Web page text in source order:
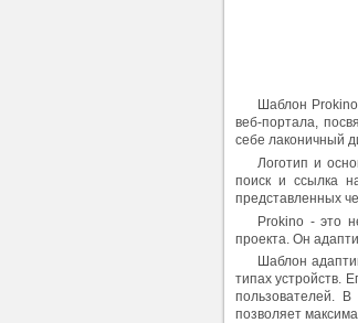
Шаблон
веб-портала,
себе лаконичный
Логотип и
поиск и ссылка
представленных
Prokino - это
проекта. Он
Шаблон
типах устройств.
пользователей.
позволяет